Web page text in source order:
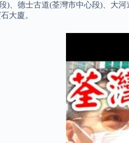
)、德士古道(荃灣市中心段)、大
大廈。